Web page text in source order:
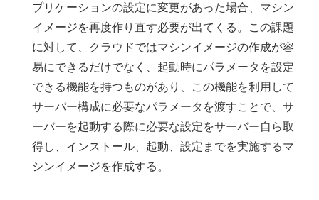
プリケーションの設定に変更があった場合、マシン
イメージを再度作り直す必要が出てくる。この課題
に対して、クラウドではマシンイメージの作成が容
易にできるだけでなく、起動時にパラメータを設定
できる機能を持つものがあり、この機能を利用して
サーバー構成に必要なパラメータを渡すことで、サ
ーバーを起動する際に必要な設定をサーバー自ら取
得し、インストール、起動、設定までを実施するマ
シンイメージを作成する。